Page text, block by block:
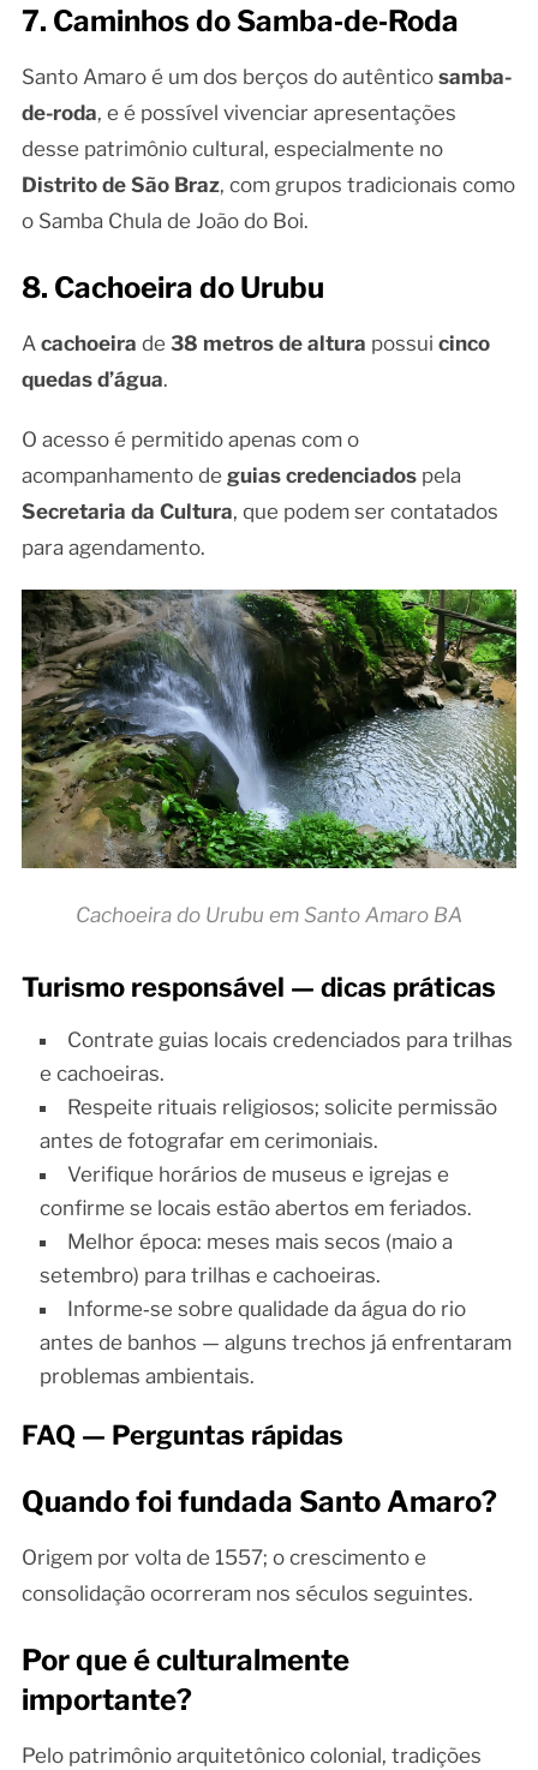
7. Caminhos do Samba‑de‑Roda
Santo Amaro é um dos berços do autêntico samba-
de-roda, e é possível vivenciar apresentações
desse patrimônio cultural, especialmente no
Distrito de São Braz, com grupos tradicionais como
o Samba Chula de João do Boi.
8. Cachoeira do Urubu
A cachoeira de 38 metros de altura possui cinco
quedas d’água.
O acesso é permitido apenas com o
acompanhamento de guias credenciadospela
Secretaria da Cultura, que podem ser contatados
para agendamento.
Cachoeira do Urubu em Santo Amaro BA
Turismo responsável — dicas práticas
Contrate guias locais credenciados para trilhas
e cachoeiras.
Respeite rituais religiosos; solicite permissão
antes de fotografar em cerimoniais.
Verifique horários de museus e igrejas e
confirme se locais estão abertos em feriados.
Melhor época: meses mais secos (maio a
setembro) para trilhas e cachoeiras.
Informe‑se sobre qualidade da água do rio
antes de banhos — alguns trechos já enfrentaram
problemas ambientais.
FAQ — Perguntas rápidas
Quando foi fundada Santo Amaro?
Origem por volta de 1557; o crescimento e
consolidação ocorreram nos séculos seguintes.
Por que é culturalmente
importante?
Pelo patrimônio arquitetônico colonial, tradições